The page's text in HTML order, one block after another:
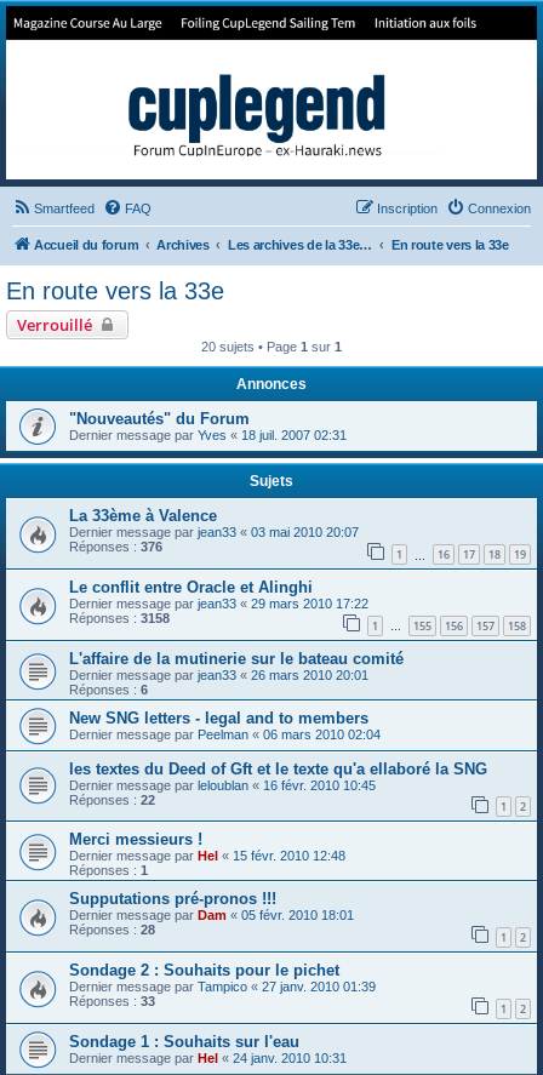
Forum de Cup In Europe
Smartfeed FAQ Connexion
Inscription
Accueil du forum Archives Les archives de la 33e America's Cup En route vers la 33e
En route vers la 33e
Verrouillé
20 sujets • Page 1 sur 1
Annonces
"Nouveautés" du Forum
Dernier message par Yves « 18 juil. 2007 02:31
Sujets
La 33ème à Valence
Dernier message par jean33 « 03 mai 2010 20:07
Réponses : 376 1 16 17 18 19
Le conflit entre Oracle et Alinghi
Dernier message par jean33 « 29 mars 2010 17:22
Réponses : 3158 1 … 155 156 157 158
L'affaire de la mutinerie sur le bateau comité
Dernier message par jean33 « 26 mars 2010 20:01
Réponses : 6
New SNG letters - legal and to members
Dernier message par Peelman « 06 mars 2010 02:04
les textes du Deed of Gft et le texte qu'a ellaboré la SNG
Dernier message par leloublan « 16 févr. 2010 10:45
Réponses : 22 1 2
Merci messieurs !
Dernier message par Hel « 15 févr. 2010 12:48
Réponses : 1
Supputations pré-pronos !!!
Dernier message par Dam « 05 févr. 2010 18:01
Réponses : 28 1 2
Sondage 2 : Souhaits pour le pichet
Dernier message par Tampico « 27 janv. 2010 01:39
Réponses : 33 1 2
Sondage 1 : Souhaits sur l'eau
Dernier message par Hel « 24 janv. 2010 10:31